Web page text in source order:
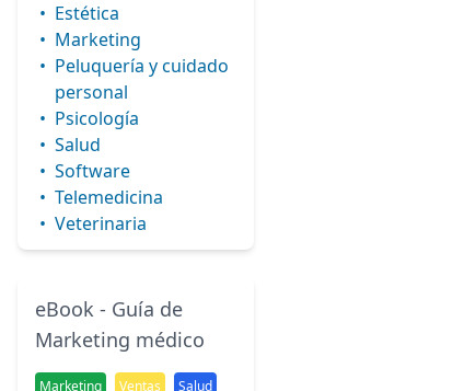
• Estética
• Marketing
• Peluquería y cuidado
personal
• Psicología
• Salud
• Software
• Telemedicina
• Veterinaria
eBook - Guía de
Marketing médico
Marketing Ventas Salud